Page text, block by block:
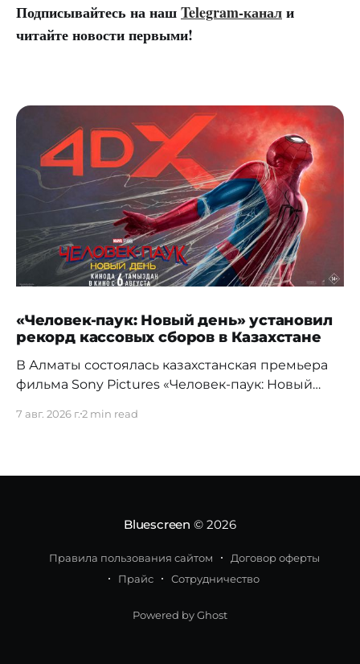
Подписывайтесь на нашTelegram-канали
читайте новости первыми!
«Человек-паук: Новый день» установил
рекорд кассовых сборов в Казахстане
В Алматы состоялась казахстанская премьера
фильма Sony Pictures «Человек-паук: Новый
установила новый абсолютный рекорд
августа в кинотеатре Chaplin Cinemas в ТРЦ
приключение Питера Паркера после
7 авг. 2026 г.2 min read
Bluescreen © 2026
Правила пользования сайтом
Договор оферты
Прайс
Сотрудничество
Powered by Ghost